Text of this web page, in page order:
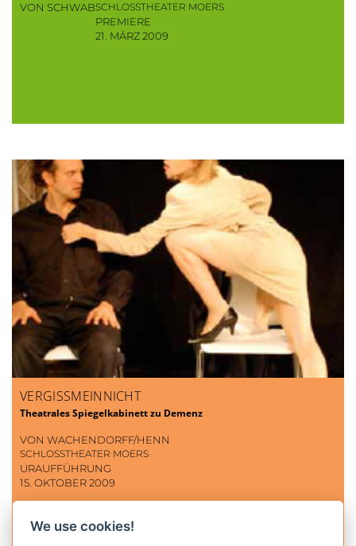
VON SCHWABSCHLOSSTHEATER MOERS
PREMIERE
21. MÄRZ 2009
VERGISSMEINNICHT
Theatrales Spiegelkabinett zu Demenz
VON WACHENDORFF/HENN
SCHLOSSTHEATER MOERS
URAUFFÜHRUNG
15. OKTOBER 2009
We use cookies!